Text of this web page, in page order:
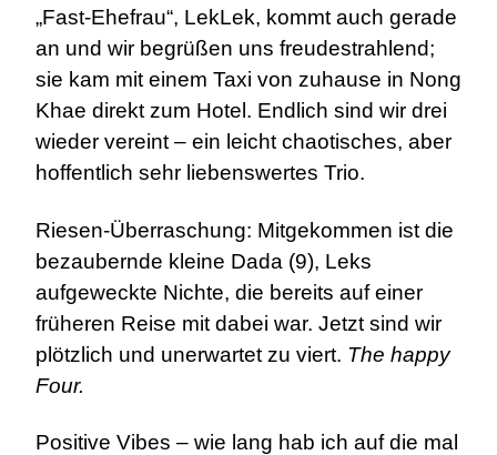
„Fast-Ehefrau“, LekLek, kommt auch gerade
an und wir begrüßen uns freudestrahlend;
sie kam mit einem Taxi von zuhause in Nong
Khae direkt zum Hotel. Endlich sind wir drei
wieder vereint – ein leicht chaotisches, aber
hoffentlich sehr liebenswertes Trio.
Riesen-Überraschung: Mitgekommen ist die
bezaubernde kleine Dada (9), Leks
aufgeweckte Nichte, die bereits auf einer
früheren Reise mit dabei war. Jetzt sind wir
plötzlich und unerwartet zu viert. The happy
Four.
Positive Vibes – wie lang hab ich auf die mal